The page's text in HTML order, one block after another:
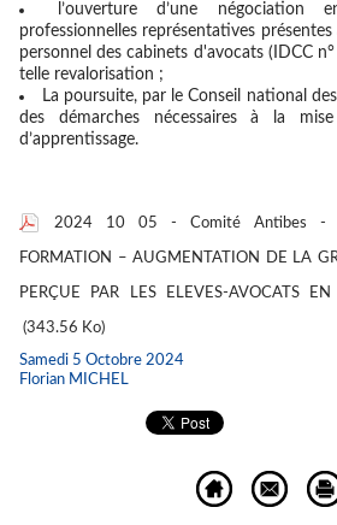
l’ouverture d’une négociation
professionnelles représentatives
personnel des cabinets d'avocats (IDCC
telle revalorisation ;
La poursuite, par le Conseil national
des démarches nécessaires à la
d’apprentissage.
2024 10 05 - Comité Antibes -
FORMATION – AUGMENTATION DE LA
PERÇUE PAR LES ELEVES-AVOCATS
(343.56 Ko)
Samedi 5 Octobre 2024
Florian MICHEL